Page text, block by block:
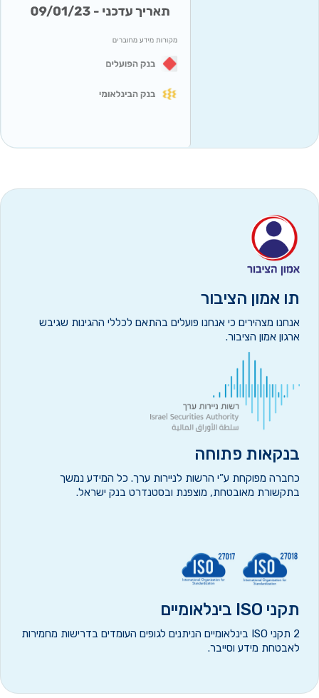
תו אמון הציבור
אנחנו מצהירים כי אנחנו פועלים בהתאם לכללי ההגינות שגיבש
ארגון אמון הציבור.
בנקאות פתוחה
כחברה מפוקחת ע”י הרשות לניירות ערך. כל המידע נמשך
בתקשורת מאובטחת, מוצפנת ובסטנדרט בנק ישראל.
תקני ISO בינלאומיים
2 תקני ISO בינלאומיים הניתנים לגופים העומדים בדרישות מחמירות
לאבטחת מידע וסייבר.